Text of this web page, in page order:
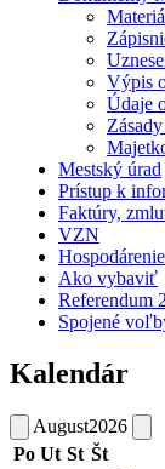
Výpis
Údaje
Mestský úrad
Prístup k
Faktúry,
VZN
Hospodárenie
Ako vybaviť
Referendum
Spojené
Kalendár
August2026
Po Ut St Št